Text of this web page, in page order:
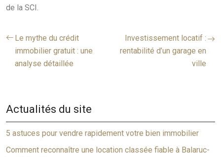
de la SCI.
Le mythe du crédit
immobilier gratuit : une
analyse détaillée
Investissement locatif :
rentabilité d’un garage en
ville
Actualités du site
5 astuces pour vendre rapidement votre bien immobilier
Comment reconnaître une location classée fiable à Balaruc-